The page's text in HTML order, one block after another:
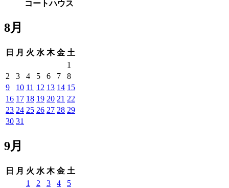
コートハウス
8月
日 月 火 水 木 金 土
1
2
3 4 5 6 7
8
9
10 11 12 13 14 15
16 17 18 19 20 21 22
23 24 25 26 27 28 29
30 31
9月
日 月 火 水 木 金 土
1
2 3 4
5